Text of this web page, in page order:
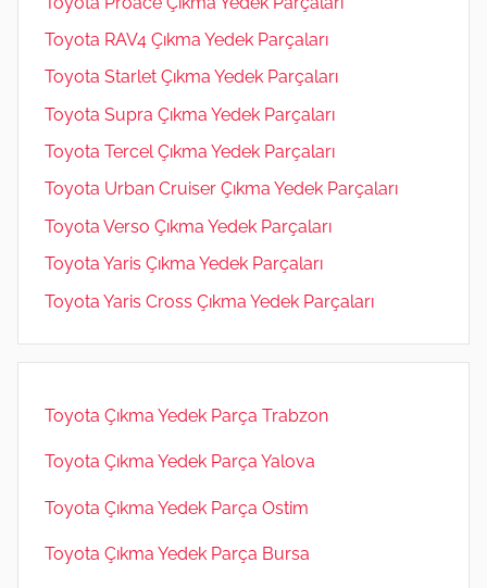
Toyota RAV4 Çıkma Yedek Parçaları
Toyota Starlet Çıkma Yedek Parçaları
Toyota Supra Çıkma Yedek Parçaları
Toyota Tercel Çıkma Yedek Parçaları
Toyota Urban Cruiser Çıkma Yedek Parçaları
Toyota Verso Çıkma Yedek Parçaları
Toyota Yaris Çıkma Yedek Parçaları
Toyota Yaris Cross Çıkma Yedek Parçaları
Toyota Çıkma Yedek Parça Trabzon
Toyota Çıkma Yedek Parça Yalova
Toyota Çıkma Yedek Parça Ostim
Toyota Çıkma Yedek Parça Bursa